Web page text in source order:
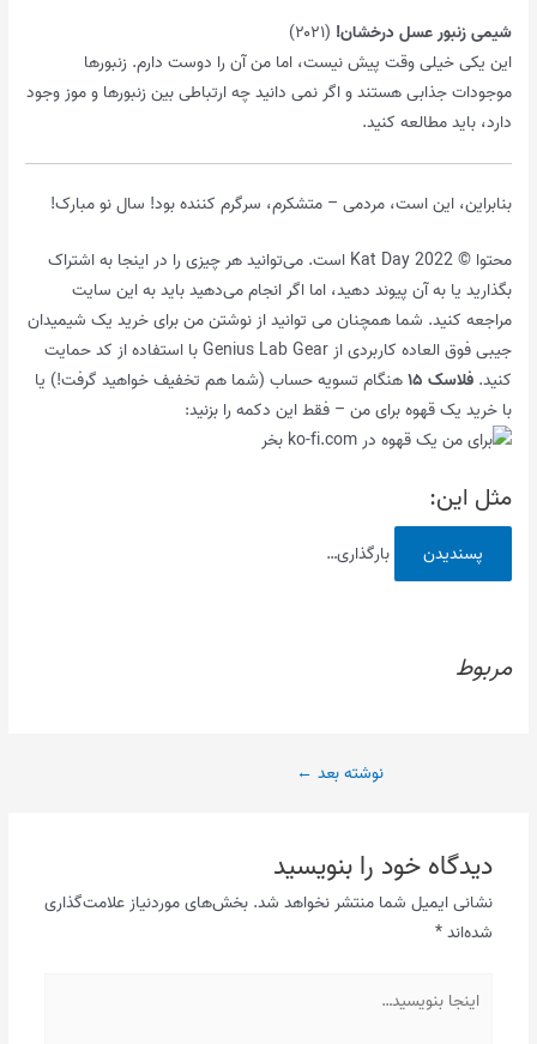
شیمی زنبور عسل درخشان! (۲۰۲۱)
این یکی خیلی وقت پیش نیست، اما من آن را دوست دارم. زنبورها
موجودات جذابی هستند و اگر نمی دانید چه ارتباطی بین زنبورها و موز وجود
دارد، باید مطالعه کنید.
بنابراین، این است، مردمی – متشکرم، سرگرم کننده بود! سال نو مبارک!
محتوا © Kat Day 2022 است. می‌توانید هر چیزی را در اینجا به اشتراک
بگذارید یا به آن پیوند دهید، اما اگر انجام می‌دهید باید به این سایت
مراجعه کنید. شما همچنان می توانید از نوشتن من برای خرید یک شیمیدان
جیبی فوق العاده کاربردی از Genius Lab Gear با استفاده از کد حمایت
کنید.فلاسک ۱۵
هنگام تسویه حساب (شما هم تخفیف خواهید گرفت!) یا
با خرید یک قهوه برای من – فقط این دکمه را بزنید:
مثل این:
پسندیدن بارگذاری…
مربوط
نوشته بعد ←
دیدگاه‌ خود را بنویسید
نشانی ایمیل شما منتشر نخواهد شد. بخش‌های موردنیاز علامت‌گذاری
شده‌اند*
بنویسید…